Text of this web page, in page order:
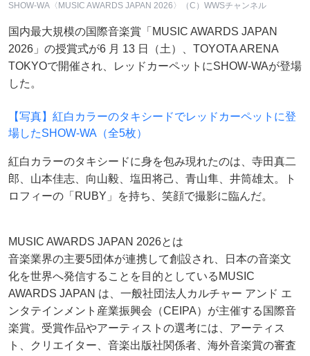
SHOW-WA〈MUSIC AWARDS JAPAN 2026〉（C）WWSチャンネル
国内最大規模の国際音楽賞「MUSIC AWARDS JAPAN
2026」の授賞式が6 月 13 日（土）、TOYOTA ARENA
TOKYOで開催され、レッドカーペットにSHOW-WAが登場
した。
【写真】紅白カラーのタキシードでレッドカーペットに登
場したSHOW-WA（全5枚）
紅白カラーのタキシードに身を包み現れたのは、寺田真二
郎、山本佳志、向山毅、塩田将己、青山隼、井筒雄太。ト
ロフィーの「RUBY」を持ち、笑顔で撮影に臨んだ。
MUSIC AWARDS JAPAN 2026とは
音楽業界の主要5団体が連携して創設され、日本の音楽文
化を世界へ発信することを目的としているMUSIC
AWARDS JAPAN は、一般社団法人カルチャー アンド エ
ンタテインメント産業振興会（CEIPA）が主催する国際音
楽賞。受賞作品やアーティストの選考には、アーティス
ト、クリエイター、音楽出版社関係者、海外音楽賞の審査